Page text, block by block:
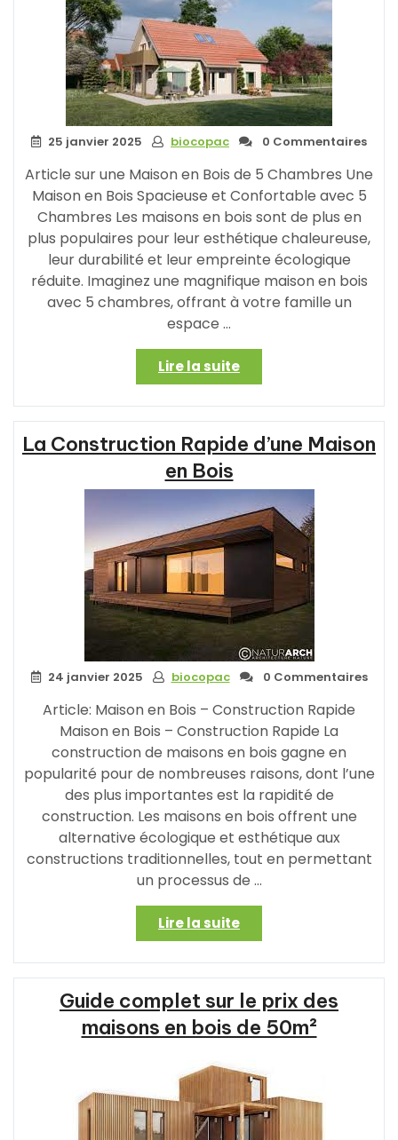
? »
25 janvier 2025 biocopac 0 Commentaires
Article sur une Maison en Bois de 5 Chambres Une
Maison en Bois Spacieuse et Confortable avec 5
Chambres Les maisons en bois sont de plus en
plus populaires pour leur esthétique chaleureuse,
leur durabilité et leur empreinte écologique
réduite. Imaginez une magnifique maison en bois
avec 5 chambres, offrant à votre famille un
espace …
Lire la suite« Construisez
Votre
Rêve
:
Maison
Spacieuse
avec
5
Chambres »
La Construction Rapide d’une Maison
en Bois
24 janvier 2025 biocopac 0 Commentaires
Article: Maison en Bois – Construction Rapide
Maison en Bois – Construction Rapide La
construction de maisons en bois gagne en
popularité pour de nombreuses raisons, dont l’une
des plus importantes est la rapidité de
construction. Les maisons en bois offrent une
alternative écologique et esthétique aux
constructions traditionnelles, tout en permettant
un processus de …
Lire la suite« La
Construction
Rapide
d’une
Maison
en
Bois »
Guide complet sur le prix des
maisons en bois de 50m²